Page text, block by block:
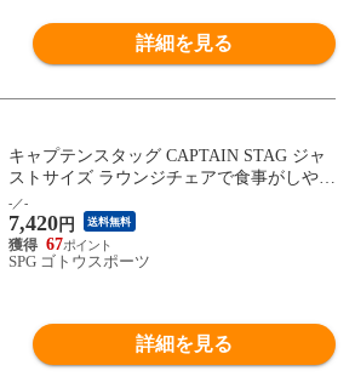
詳細を見る
キャプテンスタッグ CAPTAIN STAG ジャ
ストサイズ ラウンジチェアで食事がしやす
いテーブル 2～4人用 S 90×60cm UC-517 木
目調天板 高さ2段階調節 キャンプ バーベ
キュー レジャー UC0517
-／-
7,420円 送料無料
67
SPG ゴトウスポーツ
詳細を見る